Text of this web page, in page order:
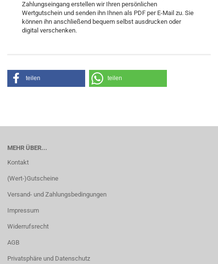
Zahlungseingang erstellen wir Ihren persönlichen
Wertgutschein und senden ihn Ihnen als PDF per E-Mail zu. Sie
können ihn anschließend bequem selbst ausdrucken oder
digital verschenken.
teilen teilen
MEHR ÜBER...
Kontakt
(Wert-)Gutscheine
Versand- und Zahlungsbedingungen
Impressum
Widerrufsrecht
AGB
Privatsphäre und Datenschutz